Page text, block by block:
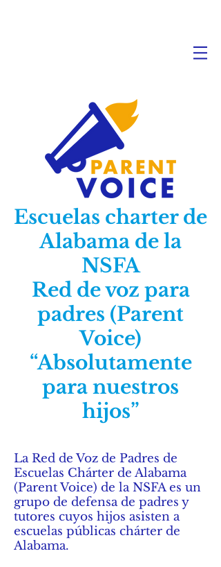
Escuelas charter de
Alabama de la
NSFA
Red de voz para
padres (Parent
Voice)
“Absolutamente
para nuestros
hijos”
La Red de Voz de Padres de
Escuelas Chárter de Alabama
(Parent Voice) de la NSFA es un
grupo de defensa de padres y
tutores cuyos hijos asisten a
escuelas públicas chárter de
Alabama.